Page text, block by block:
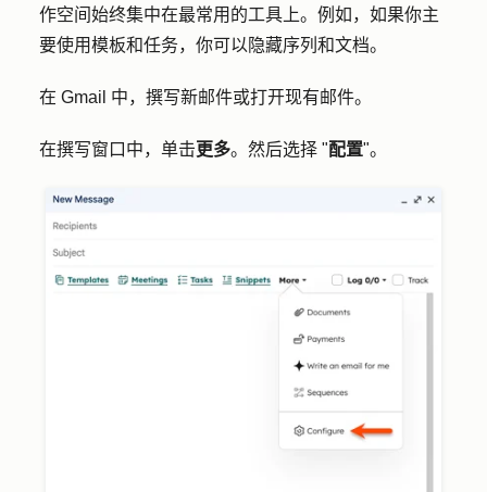
作空间始终集中在最常用的工具上。例如，如果你主
要使用模板和任务，你可以隐藏序列和文档。
在 Gmail 中，撰写新邮件或打开现有邮件。
在撰写窗口中，单击更多。然后选择 "配置"。